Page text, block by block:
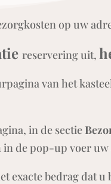
op uw
reservering uit,
van het
in de sectie
in de pop-up voer
exacte bedrag dat u